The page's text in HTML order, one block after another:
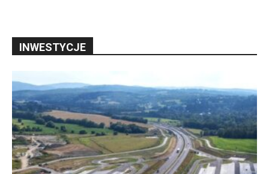
INWESTYCJE